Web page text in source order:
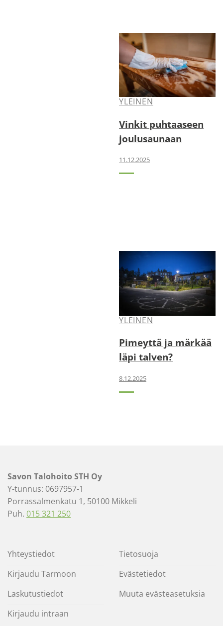
YLEINEN
Vinkit puhtaaseen
joulusaunaan
11.12.2025
YLEINEN
Pimeyttä ja märkää
läpi talven?
8.12.2025
Savon Talohoito STH Oy
Y-tunnus: 0697957‐1
Porrassalmenkatu 1, 50100 Mikkeli
Puh. 015 321 250
Yhteystiedot
Kirjaudu Tarmoon
Laskutustiedot
Kirjaudu intraan
Tietosuoja
Evästetiedot
Muuta evästeasetuksia